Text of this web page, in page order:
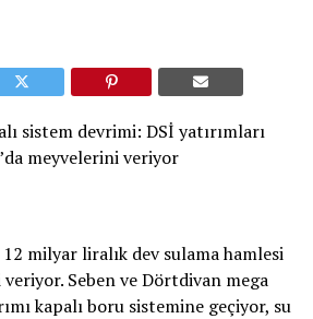
sistem devrimi: DSİ yatırımları
meyvelerini veriyor
milyar liralık dev sulama hamlesi
Seben ve Dörtdivan mega
kapalı boru sistemine geçiyor, su